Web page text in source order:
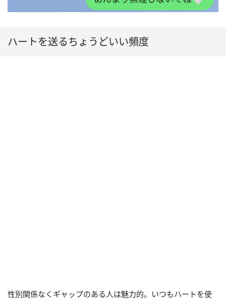
ハートを送るちょうどいい頻度
性別関係なくギャップのある人は魅力的。いつもハートを使